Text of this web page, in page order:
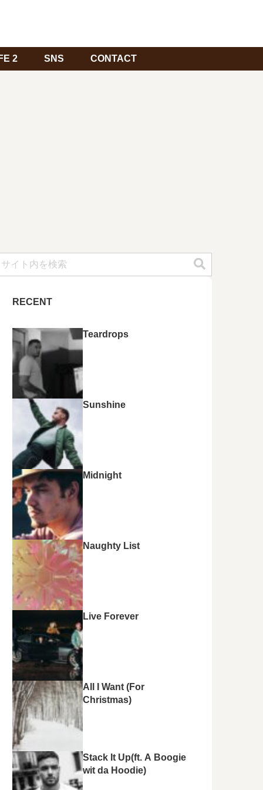
2 SNS CONTACT
RECENT
Teardrops
Sunshine
Midnight
Naughty List
Live Forever
All I Want (For
Christmas)
Stack It Up(ft. A Boogie
wit da Hoodie)